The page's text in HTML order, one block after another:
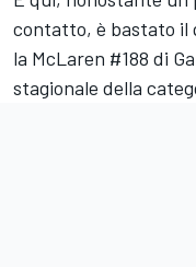
contatto, è bastato il
la McLaren #188 di
stagionale della